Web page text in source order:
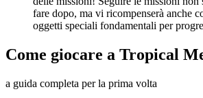
fare dopo, ma vi ricompenserà anche
oggetti speciali fondamentali per
Come giocare a Tropical
a guida completa per la prima volta